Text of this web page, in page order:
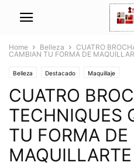
Home Belleza
CUATRO
CAMBIAN TU FORMA DE
Belleza Destacado Maquillaje
CUATRO
TECHNIQUES
TU FORMA DE
MAQUILLARTE